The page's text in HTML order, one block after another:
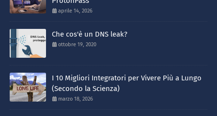
aprile 14, 2026
Che cos'è un DNS leak?
ottobre 19, 2020
I 10 Migliori Integratori per Vivere Più a Lungo
(Secondo la Scienza)
marzo 18, 2026